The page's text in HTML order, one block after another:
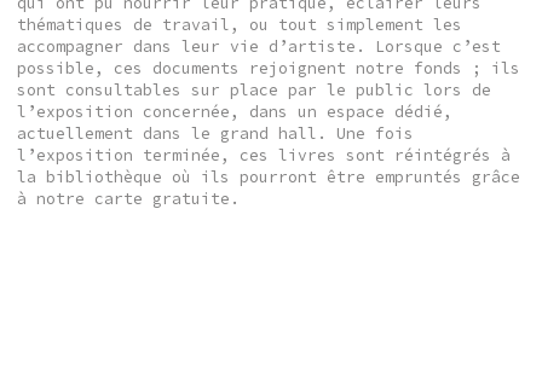
thématiques de travail, ou tout simplement les
accompagner dans leur vie d’artiste. Lorsque c’est
possible, ces documents rejoignent notre fonds ; ils
sont consultables sur place par le public lors de
l’exposition concernée, dans un espace dédié,
actuellement dans le grand hall. Une fois
l’exposition terminée, ces livres sont réintégrés à
la bibliothèque où ils pourront être empruntés grâce
à notre carte gratuite.